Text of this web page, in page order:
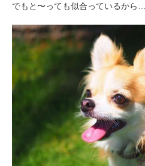
でもと〜っても似合っているから